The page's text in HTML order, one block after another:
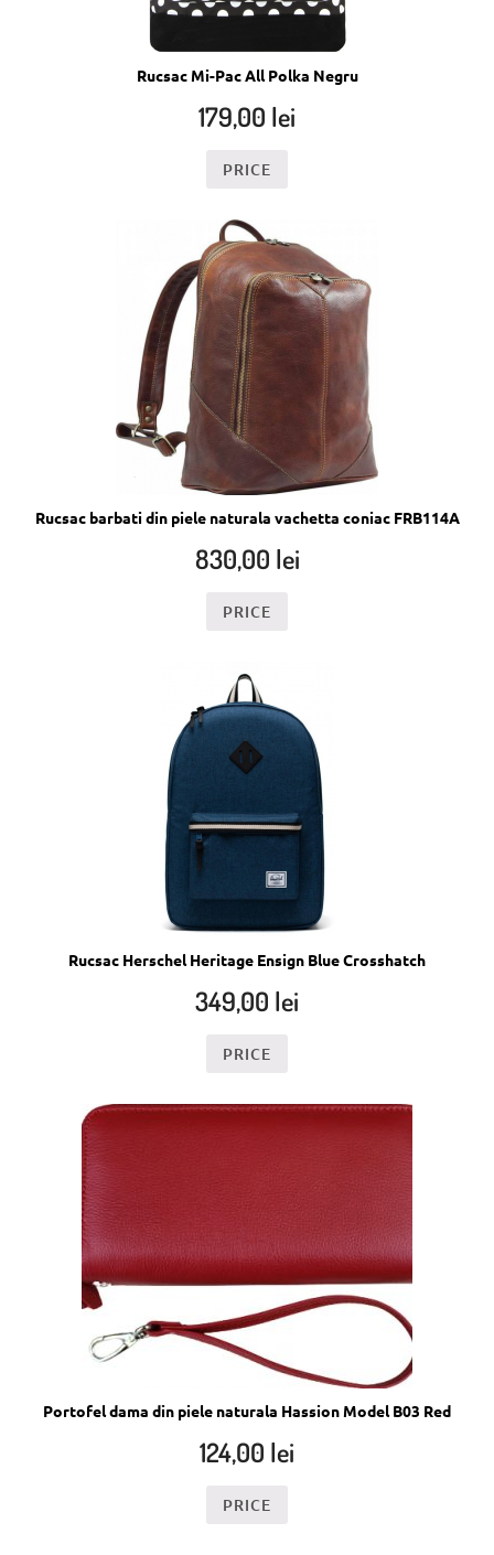
Rucsac Mi-Pac All Polka Negru
179,00 lei
PRICE
Rucsac barbati din piele naturala vachetta coniac FRB114A
830,00 lei
PRICE
Rucsac Herschel Heritage Ensign Blue Crosshatch
349,00 lei
PRICE
Portofel dama din piele naturala Hassion Model B03 Red
124,00 lei
PRICE